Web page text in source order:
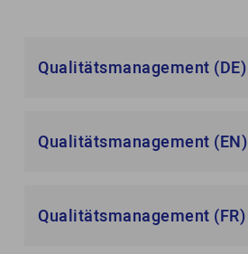
Qualitätsmanagement (DE)
Qualitätsmanagement (EN)
Qualitätsmanagement (FR)